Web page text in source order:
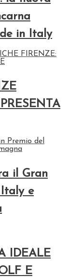
in Italy
il Gran
e
IDEALE
E